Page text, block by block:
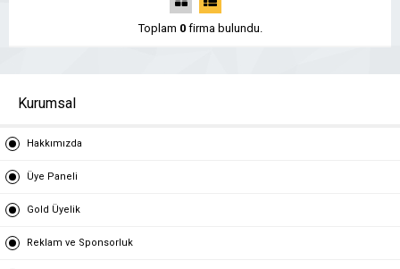
Toplam 0firma bulundu.
Kurumsal
Hakkımızda
Üye Paneli
Gold Üyelik
Reklam ve Sponsorluk